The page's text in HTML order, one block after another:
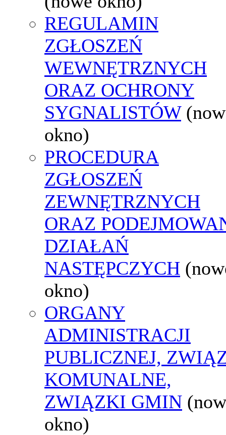
REGULAMIN
ZGŁOSZEŃ
WEWNĘTRZNYCH
ORAZ OCHRONY
SYGNALISTÓW
okno)
PROCEDURA
ZGŁOSZEŃ
ZEWNĘTRZNYCH
ORAZ
DZIAŁAŃ
NASTĘPCZYCH
okno)
ORGANY
ADMINISTRACJI
PUBLICZNEJ,
KOMUNALNE,
ZWIĄZKI GMIN
okno)